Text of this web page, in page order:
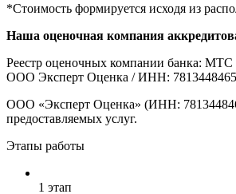
*Стоимость формируется исходя из
Наша оценочная компания
Реестр оценочных компании банка: МТС
ООО Эксперт Оценка / ИНН: 7813448465
ООО «Эксперт Оценка» (ИНН:
предоставляемых услуг.
Этапы работы
1 этап